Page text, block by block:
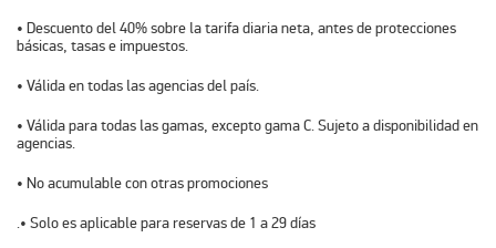
• Descuento del 40% sobre la tarifa diaria neta, antes de protecciones
básicas, tasas e impuestos.
• Válida en todas las agencias del país.
• Válida para todas las gamas, excepto gama C. Sujeto a disponibilidad en
agencias.
• No acumulable con otras promociones
.• Solo es aplicable para reservas de 1 a 29 días